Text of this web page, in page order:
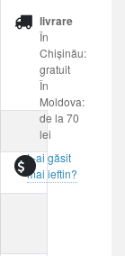
livrare
În
Chișinău:
gratuit
În
Moldova:
de la 70
lei
L-ai găsit
mai ieftin?